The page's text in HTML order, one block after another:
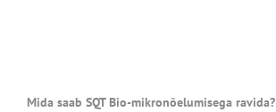
Mida saab SQT Bio-mikronõelumisega ravida?